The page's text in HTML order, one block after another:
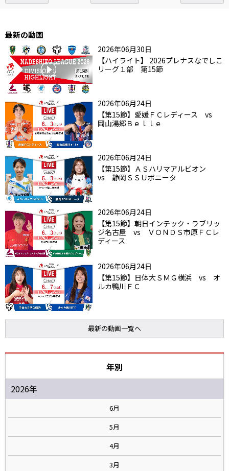
最新の動画
2026年06月30日
【ハイライト】 2026プレナスなでしこ
リーグ１部 第15節
2026年06月24日
【第15節】愛媛ＦＣレディース vs
岡山湯郷Ｂｅｌｌｅ
2026年06月24日
【第15節】ＡＳハリマアルビオン
vs 静岡ＳＳＵボニータ
2026年06月24日
【第15節】朝日インテック・ラブリッ
ジ名古屋 vs ＶＯＮＤＳ市原ＦＣレ
ディース
2026年06月24日
【第15節】日体大ＳＭＧ横浜 vs オ
ルカ鴨川ＦＣ
最新の動画一覧へ
年別
2026年
6月
5月
4月
3月